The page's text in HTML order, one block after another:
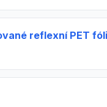
reflexní PET